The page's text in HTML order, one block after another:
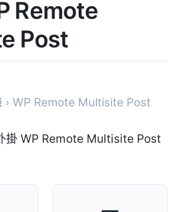
Remote
Post
› WP Remote Multisite Post